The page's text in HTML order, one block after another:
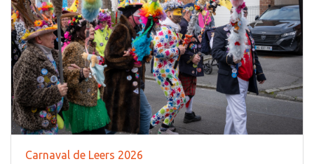
Carnaval de Leers 2026